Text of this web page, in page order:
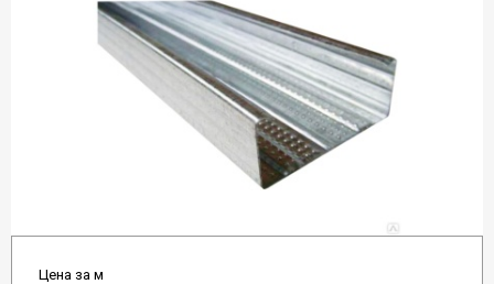
Цена за м